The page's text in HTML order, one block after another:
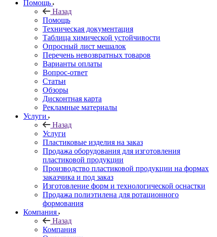
Помощь
Назад
Помощь
Техническая документация
Таблица химической устойчивости
Опросный лист мешалок
Перечень невозвратных товаров
Варианты оплаты
Вопрос-ответ
Статьи
Обзоры
Дисконтная карта
Рекламные материалы
Услуги
Назад
Услуги
Пластиковые изделия на заказ
Продажа оборудования для изготовления
пластиковой продукции
Производство пластиковой продукции на формах
заказчика и под заказ
Изготовление форм и технологической оснастки
Продажа полиэтилена для ротационного
формования
Компания
Назад
Компания